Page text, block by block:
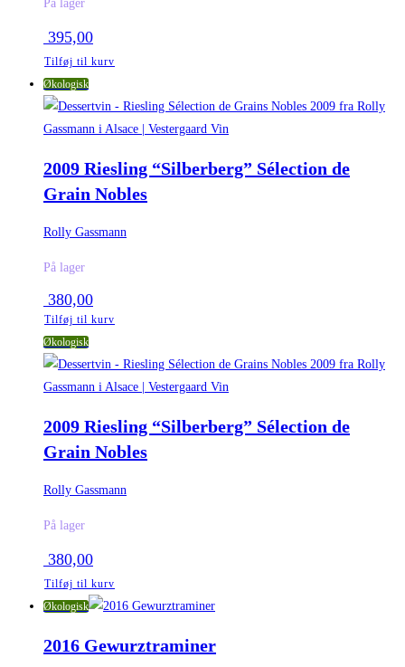
På lager
395,00
Tilføj til kurv
Økologisk
2009 Riesling “Silberberg” Sélection de
Grain Nobles
Rolly Gassmann
På lager
380,00
Tilføj til kurv
Økologisk
2009 Riesling “Silberberg” Sélection de
Grain Nobles
Rolly Gassmann
På lager
380,00
Tilføj til kurv
Økologisk
2016 Gewurztraminer